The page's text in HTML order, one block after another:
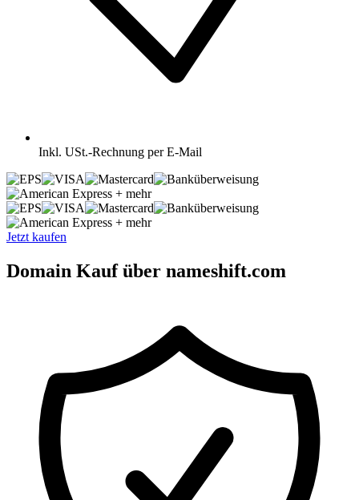
Inkl. USt.-Rechnung per E-Mail
+ mehr
+ mehr
Jetzt kaufen
Domain Kauf über nameshift.com